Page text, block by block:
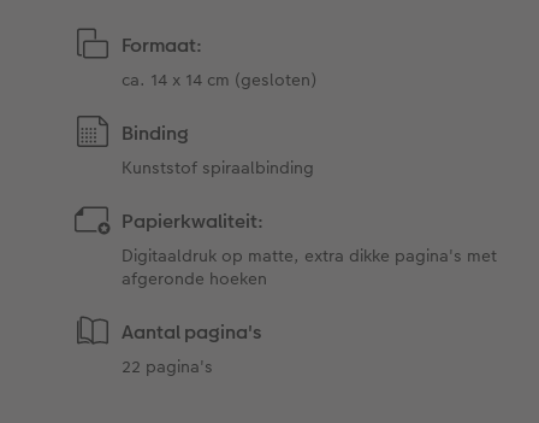
Formaat:
ca. 14 x 14 cm (gesloten)
Binding
Kunststof spiraalbinding
Papierkwaliteit:
Digitaaldruk op matte, extra dikke pagina's met
afgeronde hoeken
Aantal pagina's
22 pagina's